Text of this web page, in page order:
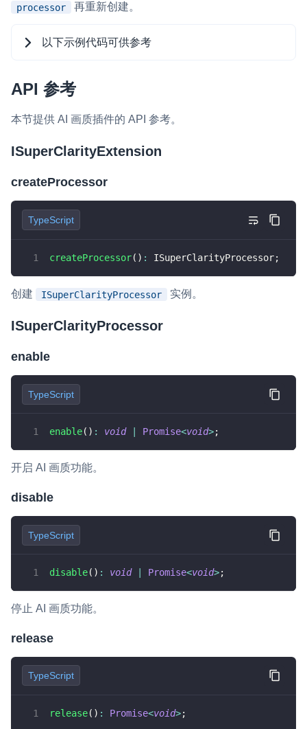
processor 再重新创建。
以下示例代码可供参考
// @ts-ignore
const isSafari
const versions = navigator.userAgent.match
let
if
> ) {
}
isSafari &&
var extension: SuperClarityExtension
if (!extension) {
    extension
SuperClarityExtension
    AgoraRTC
extension
  processor
  processor
.on(SuperClarityEvents.ERROR,
msg);
console
log('plugin stats:'
});
return
  processor
.removeAllListeners
API 参考
本节提供 AI 画质插件的 API 参考。
ISuperClarityExtension
createProcessor
TypeScript
createProcessor( ) : ISuperClarityProcessor;
创建 ISuperClarityProcessor 实例。
ISuperClarityProcessor
enable
TypeScript
enable( ) : void Promise<void>;
开启 AI 画质功能。
disable
TypeScript
disable( ) : void Promise<void>;
停止 AI 画质功能。
release
TypeScript
release( ) : Promise<void>;